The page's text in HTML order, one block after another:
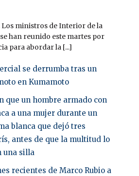
Los ministros de Interior de la
han reunido este martes por
para abordar la [...]
se derrumba tras un
en Kumamoto
que un hombre armado con
a una mujer durante un
blanca que dejó tres
antes de que la multitud lo
una silla
recientes de Marco Rubio a